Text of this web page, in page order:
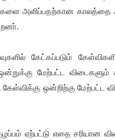
அளிப்பதற்கான காலத்தை
கேட்கப்படும்
மேற்பட்ட விடைகளும்
கேள்விக்கு ஒன்றிற்கு மேற்பட்ட
ஏற்பட்டு எதை சரியான